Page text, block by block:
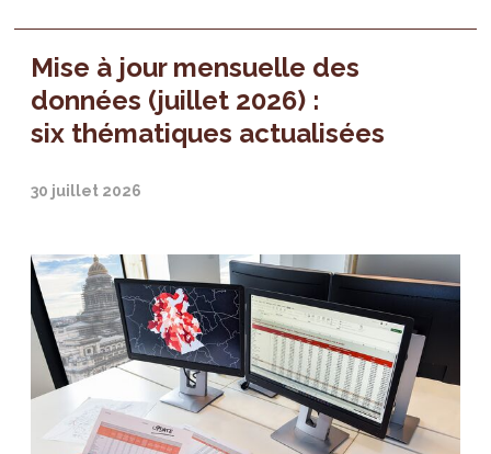
Mise à jour mensuelle des
données (juillet 2026) :
six thématiques actualisées
30 juillet 2026